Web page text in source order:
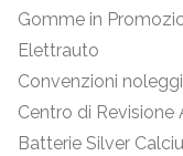
Gomme in
Elettrauto
Convenzioni
Centro di Revisione
Batterie Silver